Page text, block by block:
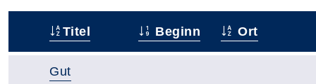
Titel Beginn Ort
Gut